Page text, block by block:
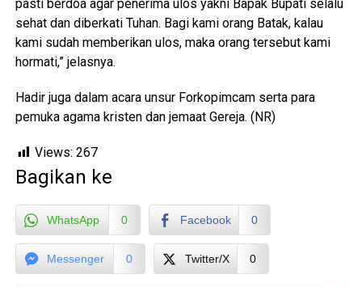
pasti berdoa agar penerima ulos yakni Bapak Bupati selalu
sehat dan diberkati Tuhan. Bagi kami orang Batak, kalau
kami sudah memberikan ulos, maka orang tersebut kami
hormati,” jelasnya.
Hadir juga dalam acara unsur Forkopimcam serta para
pemuka agama kristen dan jemaat Gereja. (NR)
Views: 267
Bagikan ke
WhatsApp 0 Facebook 0
Messenger 0 Twitter/X 0